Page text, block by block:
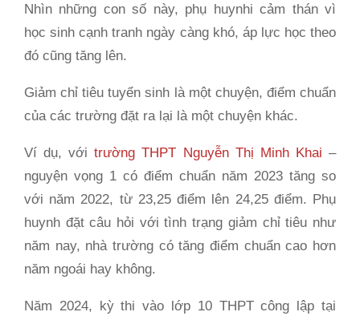
Nhìn những con số này, phụ huynhi cảm thán vì
học sinh cạnh tranh ngày càng khó, áp lực học theo
đó cũng tăng lên.
Giảm chỉ tiêu tuyển sinh là một chuyện, điểm chuẩn
của các trường đặt ra lại là một chuyện khác.
Ví dụ, vớitrường THPT Nguyễn Thị Minh Khai –
nguyện vọng 1 có điểm chuẩn năm 2023 tăng so
với năm 2022, từ 23,25 điểm lên 24,25 điểm. Phụ
huynh đặt câu hỏi với tình trạng giảm chỉ tiêu như
năm nay, nhà trường có tăng điểm chuẩn cao hơn
năm ngoái hay không.
Năm 2024, kỳ thi vào lớp 10 THPT công lập tại